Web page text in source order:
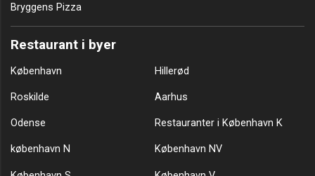
Bryggens Pizza
Restaurant i byer
København Hillerød
Roskilde Aarhus
Odense Restauranter i København K
københavn N København NV